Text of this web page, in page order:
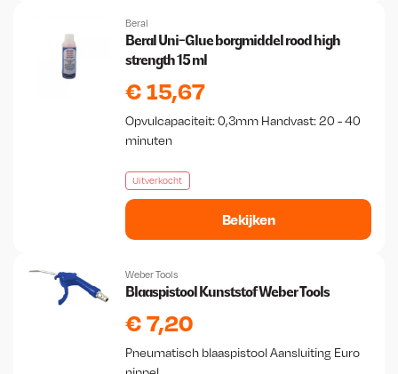
Beral
Beral Uni-Glue borgmiddel rood high
strength 15 ml
€15,67
Opvulcapaciteit: 0,3mm Handvast: 20 - 40
minuten
Uitverkocht
Bekijken
Weber Tools
Blaaspistool Kunststof Weber Tools
€7,20
Pneumatisch blaaspistool Aansluiting Euro